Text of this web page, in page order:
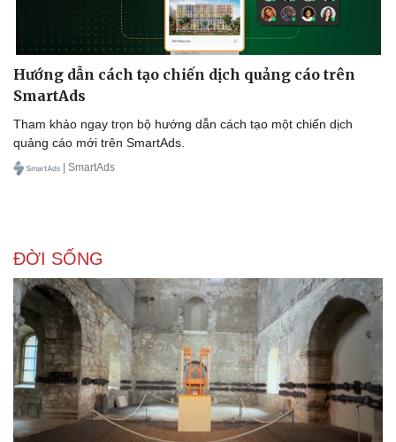
Hướng dẫn cách tạo chiến dịch quảng cáo trên
SmartAds
Tham khảo ngay trọn bộ hướng dẫn cách tạo một chiến dịch
quảng cáo mới trên SmartAds.
| SmartAds
ĐỜI SỐNG